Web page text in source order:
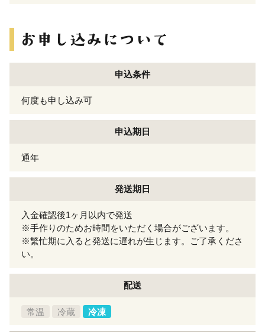
申込条件
何度も申し込み可
申込期日
通年
発送期日
入金確認後1ヶ月以内で発送
※手作りのためお時間をいただく場合がございます。
※繁忙期に入ると発送に遅れが生じます。ご了承くださ
い。
配送
常温 冷蔵 冷凍